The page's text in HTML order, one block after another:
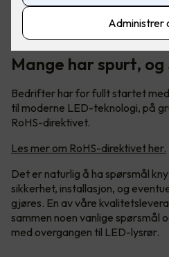
Utskifting av lysrør - hva har
Mange har spurt,
Bedrifter har for fullt startet
til moderne LED-teknologi, på
RoHS-direktivet.
Les mer om RoHS-direktivet her.
Det er naturlig å ha spørsmål
sikkerhet, installasjon, og
gjøres. En av våre
sammen noen vanlige spørsmål
med overgangen til LED-lysrør.